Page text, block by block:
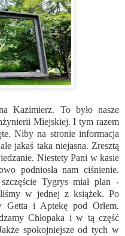
Kazimierz. To było nasze
Miejskiej. I tym razem
Niby na stronie informacja
jakaś taka niejasna. Zresztą
Niestety Pani w kasie
podniosła nam ciśnienie.
Tygrys miał plan -
w jednej z książek. Po
Getta i Aptekę pod Orłem.
Chłopaka i w tą część
spokojniejsze od tych w